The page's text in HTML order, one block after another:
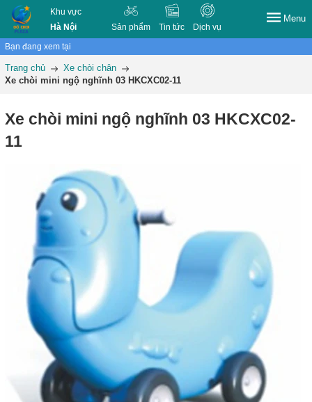
Khu vực
Hà Nội
Sản phẩm Tin tức Dịch vụ
Menu
Bạn đang xem tại
Trang chủ
Xe chòi chân
Xe chòi mini ngộ nghĩnh 03 HKCXC02-11
Xe chòi mini ngộ nghĩnh 03 HKCXC02-
11